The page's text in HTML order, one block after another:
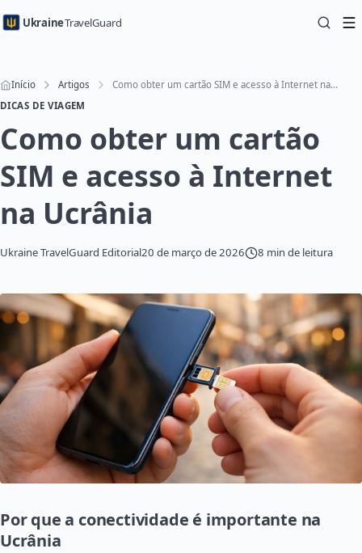
UkraineTravelGuard
Início Artigos
Como obter um cartão SIM e acesso à Internet na Ucrânia
DICAS DE VIAGEM
Como obter um cartão
SIM e acesso à Internet
na Ucrânia
Ukraine TravelGuard Editorial20 de março de 2026 8 min de leitura
Por que a conectividade é importante na
Ucrânia